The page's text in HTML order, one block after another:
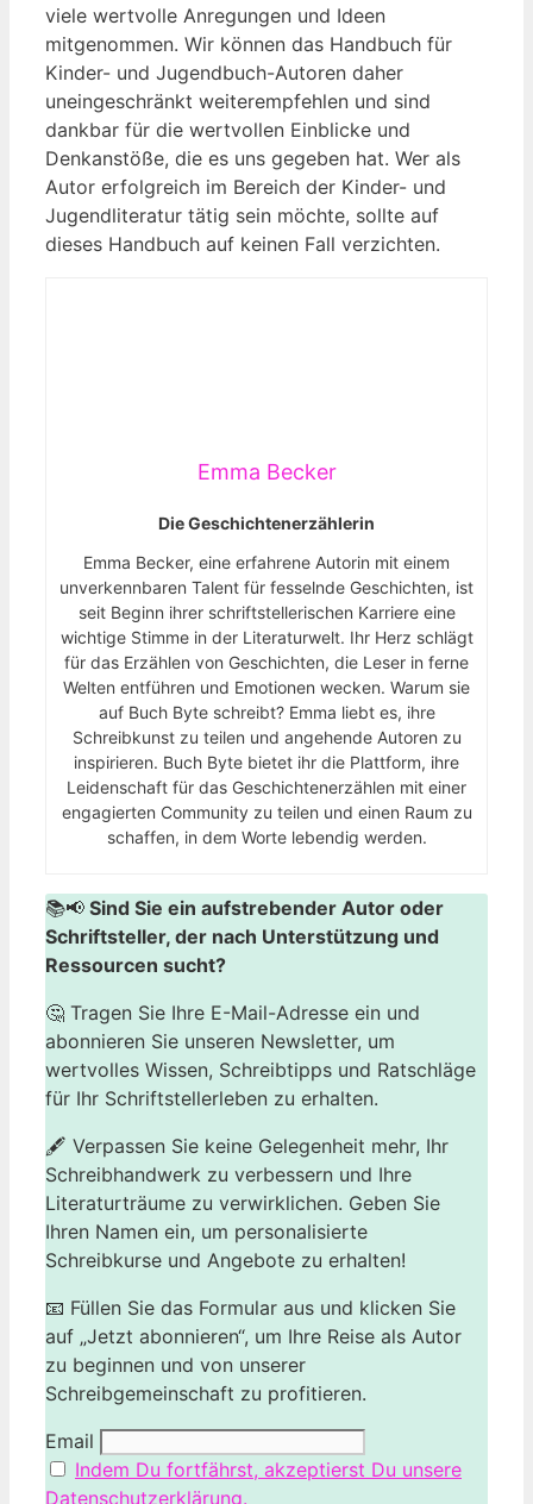
viele ⁤wertvolle Anregungen und ⁣Ideen
mitgenommen. Wir können ‌das Handbuch für
Kinder- und Jugendbuch-Autoren daher
uneingeschränkt weiterempfehlen und sind
dankbar für ‌die wertvollen‌ Einblicke und
Denkanstöße, die ‌es uns gegeben hat. Wer als
Autor erfolgreich im ​Bereich der Kinder- und
Jugendliteratur tätig sein möchte, sollte auf
⁣dieses Handbuch auf keinen Fall verzichten.
Emma Becker
Die Geschichtenerzählerin
Emma Becker, eine erfahrene Autorin mit einem
unverkennbaren Talent für fesselnde Geschichten, ist
seit Beginn ihrer schriftstellerischen Karriere eine
wichtige Stimme in der Literaturwelt. Ihr Herz schlägt
für das Erzählen von Geschichten, die Leser in ferne
Welten entführen und Emotionen wecken. Warum sie
auf Buch Byte schreibt? Emma liebt es, ihre
Schreibkunst zu teilen und angehende Autoren zu
inspirieren. Buch Byte bietet ihr die Plattform, ihre
Leidenschaft für das Geschichtenerzählen mit einer
engagierten Community zu teilen und einen Raum zu
schaffen, in dem Worte lebendig werden.
📚📢 Sind Sie ein aufstrebender Autor oder
Schriftsteller, der nach Unterstützung und
Ressourcen sucht?
🤔 Tragen Sie Ihre E-Mail-Adresse ein und
abonnieren Sie unseren Newsletter, um
wertvolles Wissen, Schreibtipps und Ratschläge
für Ihr Schriftstellerleben zu erhalten.
🖋️ Verpassen Sie keine Gelegenheit mehr, Ihr
Schreibhandwerk zu verbessern und Ihre
Literaturträume zu verwirklichen. Geben Sie
Ihren Namen ein, um personalisierte
Schreibkurse und Angebote zu erhalten!
📧 Füllen Sie das Formular aus und klicken Sie
auf „Jetzt abonnieren“, um Ihre Reise als Autor
zu beginnen und von unserer
Schreibgemeinschaft zu profitieren.
Email
Indem Du fortfährst, akzeptierst Du unsere
Datenschutzerklärung.